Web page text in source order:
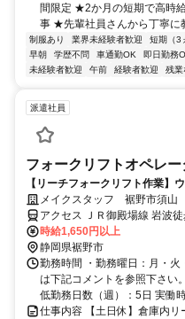
間限定 ★2か月の短期で高時
事 ★先輩社員さんから丁寧に
制服あり 業界未経験者歓迎 短期（3
早朝
学歴不問 車通勤OK 即日勤務
未経験者歓迎
午前 経験者歓迎 残業
派遣社員
フォークリフトオペレ
【リーチフォークリフト作業】
メイクスタッフ 裾野市須山
アクセス ＪＲ御殿場線 岩波
時給1,650円以上
静岡県裾野市
勤務時間 ・勤務曜日：月・
は下記コメントを参照下さい
低勤務日数（週）：5日 実働
仕事内容 【土日休】倉庫内